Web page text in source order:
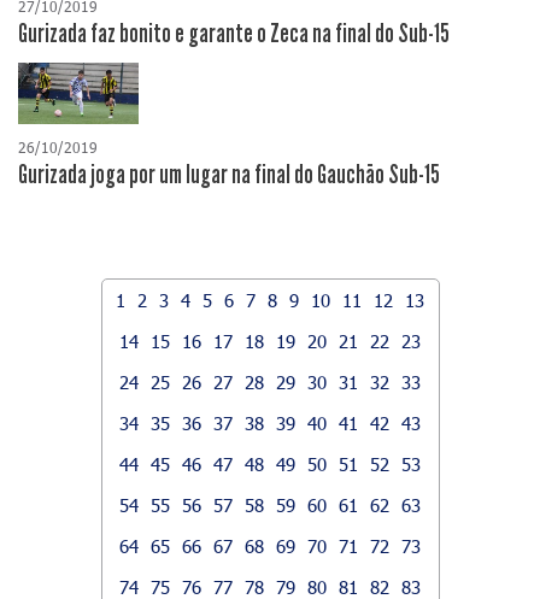
27/10/2019
Gurizada faz bonito e garante o Zeca na final do Sub-15
26/10/2019
Gurizada joga por um lugar na final do Gauchão Sub-15
1 2 3 4 5 6 7 8 9 10 11 12
13
14
15 16 17 18 19 20 21 22
23
24
25 26 27 28 29 30 31 32
33
34 35 36 37 38 39 40 41 42
43
44 45 46 47 48 49 50 51 52
53
54 55 56 57 58 59 60 61 62
63
64 65 66 67 68 69 70 71 72
73
74 75 76 77 78 79 80 81 82
83